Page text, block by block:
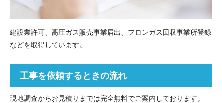
建設業許可、高圧ガス販売事業届出、フロンガス回収事業所登録
などを取得しています。
工事を依頼するときの流れ
現地調査からお見積りまでは完全無料でご案内しております。